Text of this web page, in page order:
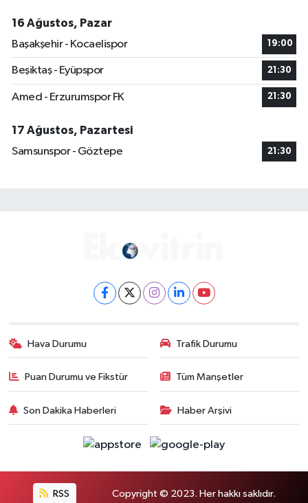
16 Ağustos, Pazar
Başakşehir - Kocaelispor
19:00
Beşiktaş - Eyüpspor 21:30
Amed - Erzurumspor FK 21:30
17 Ağustos, Pazartesi
Samsunspor - Göztepe
21:30
Hava Durumu Trafik Durumu
Puan Durumu ve Fikstür Tüm Manşetler
Son Dakika Haberleri Haber Arşivi
RSS Copyright © 2023. Her hakkı saklıdır.